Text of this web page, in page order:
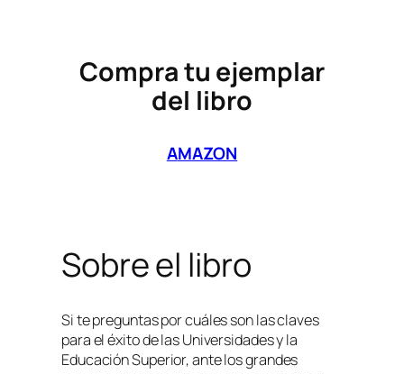
Compra tu ejemplar
del libro
AMAZON
Sobre el libro
Si te preguntas por cuáles son las claves
para el éxito de las Universidades y la
Educación Superior, ante los grandes